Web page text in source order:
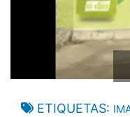
ETIQUETAS